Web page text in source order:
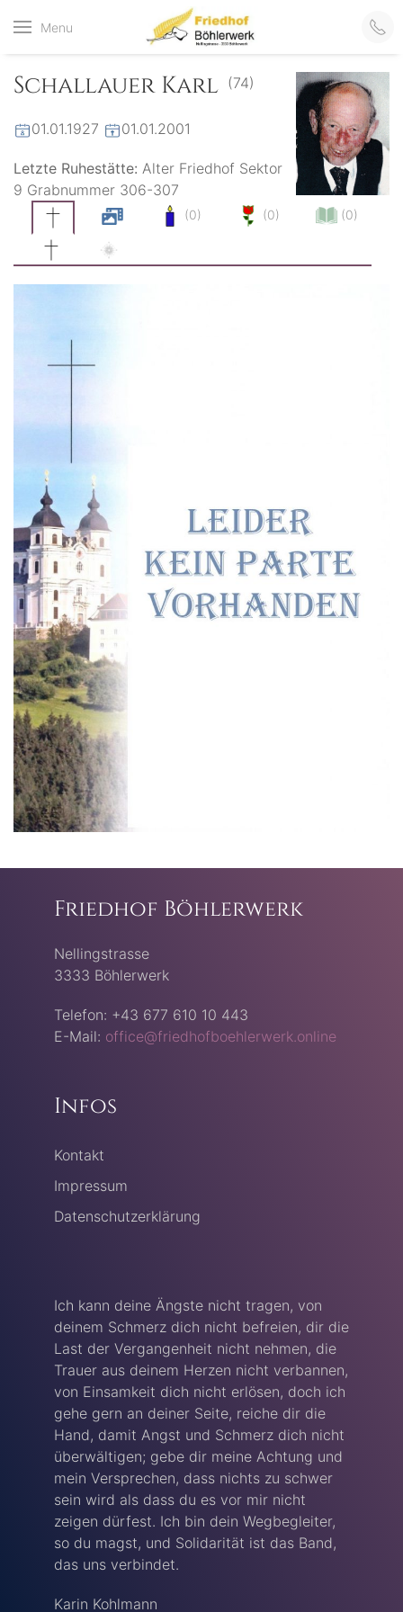
Menu
Friedhof
der virtuelle Friedhof
Schallauer Karl (74)
01.01.1927 01.01.2001
Letzte Ruhestätte: Alter Friedhof Sektor
9 Grabnummer 306-307
(0) (0) (0)
Friedhof Böhlerwerk
Nellingstrasse
3333 Böhlerwerk
Telefon: +43 677 610 10 443
E-Mail: office@friedhofboehlerwerk.online
Infos
Kontakt
Impressum
Datenschutzerklärung
Ich kann deine Ängste nicht tragen, von
deinem Schmerz dich nicht befreien, dir die
Last der Vergangenheit nicht nehmen, die
Trauer aus deinem Herzen nicht verbannen,
von Einsamkeit dich nicht erlösen, doch ich
gehe gern an deiner Seite, reiche dir die
Hand, damit Angst und Schmerz dich nicht
überwältigen; gebe dir meine Achtung und
mein Versprechen, dass nichts zu schwer
sein wird als dass du es vor mir nicht
zeigen dürfest. Ich bin dein Wegbegleiter,
so du magst, und Solidarität ist das Band,
das uns verbindet.
Karin Kohlmann